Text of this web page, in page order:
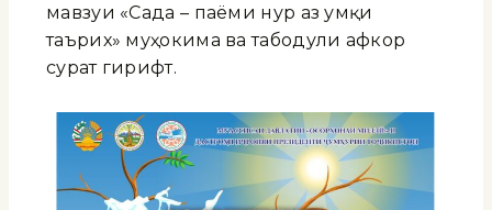
мавзуи «Сада – паёми нур аз умқи
таърих» муҳокима ва табодули афкор
сурат гирифт.